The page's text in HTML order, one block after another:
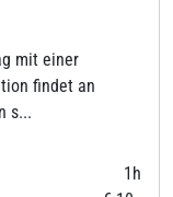
mit einer
findet an
s...
1h